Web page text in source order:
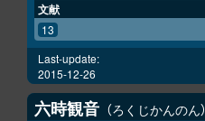
文献
13
Last-update:
2015-12-26
六時観音 ろくじかんのん